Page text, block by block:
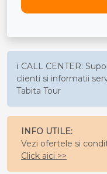
ℹ️ CALL CENTER:
clienti si informatii
Tabita Tour
INFO UTILE:
Vezi ofertele si
Click aici >>